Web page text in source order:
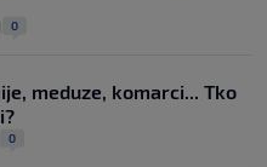
0
meduze, komarci... Tko
0